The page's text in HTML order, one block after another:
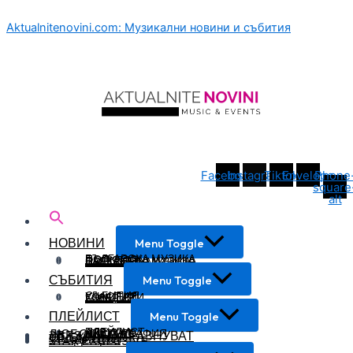
Aktualnitenovini.com: Музикални новини и събития
FacebookInstagramTiktokEnvelope
alt
НОВИНИ Menu Toggle
БЪЛГАРСКА МУЗИКА
ПОП ФОЛК
ФОЛКЛОР
БАЛКАНСКА МУЗИКА
СВЕТОВНА МУЗИКА
СЪБИТИЯ Menu Toggle
СЪБИТИЯ
УЧАСТИЯ
КОНЦЕРТИ
ГАЛЕРИЯ
ПЛЕЙЛИСТ Menu Toggle
ПЛЕЙЛИСТ
АЛБУМИ
ДИСКОГРАФИЯ
ЛЮБОПИТНО
ЗВЕЗДИТЕ ПРАЗНУВАТ
ОТ ЕКРАНА
ТРАДИЦИИ
STAR EXCLUSIVE